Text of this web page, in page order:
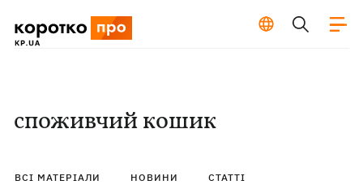
споживчий кошик
ВСІ МАТЕРІАЛИ НОВИНИ СТАТТІ